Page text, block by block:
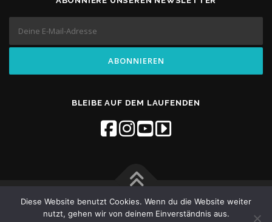
BLEIBE AUF DEM LAUFENDEN
Copyright © 2026 Flow Studios–OnePresstheme by
Diese Website benutzt Cookies. Wenn du die Website weiter
nutzt, gehen wir von deinem Einverständnis aus.
Kontaktiere uns